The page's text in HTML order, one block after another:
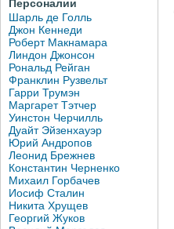
Персоналии
Шарль де Голль
Джон Кеннеди
Роберт Макнамара
Линдон Джонсон
Рональд Рейган
Франклин Рузвельт
Гарри Трумэн
Маргарет Тэтчер
Уинстон Черчилль
Дуайт Эйзенхауэр
Юрий Андропов
Леонид Брежнев
Константин Черненко
Михаил Горбачев
Иосиф Сталин
Никита Хрущев
Георгий Жуков